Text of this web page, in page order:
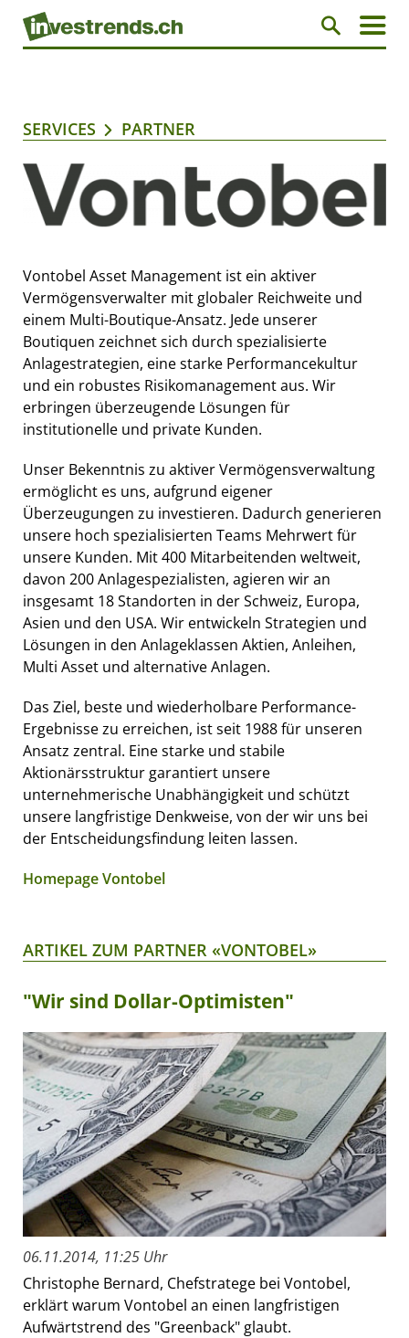
SERVICES PARTNER
Vontobel Asset Management ist ein aktiver
Vermögensverwalter mit globaler Reichweite und
einem Multi-Boutique-Ansatz. Jede unserer
Boutiquen zeichnet sich durch spezialisierte
Anlagestrategien, eine starke Performancekultur
und ein robustes Risikomanagement aus. Wir
erbringen überzeugende Lösungen für
institutionelle und private Kunden.
Unser Bekenntnis zu aktiver Vermögensverwaltung
ermöglicht es uns, aufgrund eigener
Überzeugungen zu investieren. Dadurch generieren
unsere hoch spezialisierten Teams Mehrwert für
unsere Kunden. Mit 400 Mitarbeitenden weltweit,
davon 200 Anlagespezialisten, agieren wir an
insgesamt 18 Standorten in der Schweiz, Europa,
Asien und den USA. Wir entwickeln Strategien und
Lösungen in den Anlageklassen Aktien, Anleihen,
Multi Asset und alternative Anlagen.
Das Ziel, beste und wiederholbare Performance-
Ergebnisse zu erreichen, ist seit 1988 für unseren
Ansatz zentral. Eine starke und stabile
Aktionärsstruktur garantiert unsere
unternehmerische Unabhängigkeit und schützt
unsere langfristige Denkweise, von der wir uns bei
der Entscheidungsfindung leiten lassen.
Homepage Vontobel
ARTIKEL ZUM PARTNER «VONTOBEL»
"Wir sind Dollar-Optimisten"
06.11.2014, 11:25 Uhr
Christophe Bernard, Chefstratege bei Vontobel,
erklärt warum Vontobel an einen langfristigen
Aufwärtstrend des "Greenback" glaubt.